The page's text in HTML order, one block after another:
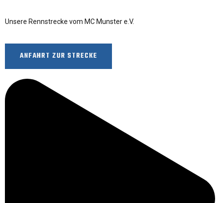
Unsere Rennstrecke vom MC Munster e.V.
ANFAHRT ZUR STRECKE